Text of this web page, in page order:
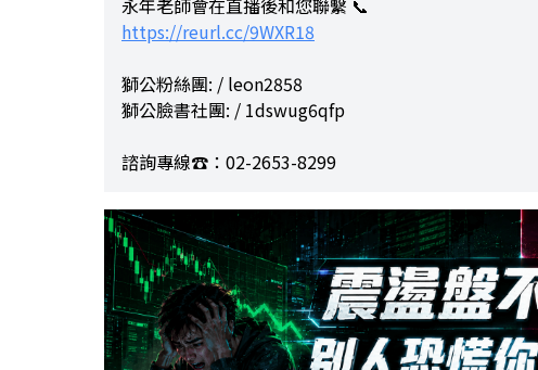
永年老師會在直播後和您聯繫 📞
https://reurl.cc/9WXR18
獅公粉絲團: / leon2858
獅公臉書社團: / 1dswug6qfp
諮詢專線☎️：02-2653-8299